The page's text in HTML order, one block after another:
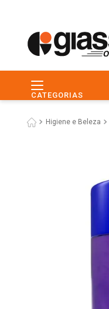
CATEGORIAS
Higiene e Beleza